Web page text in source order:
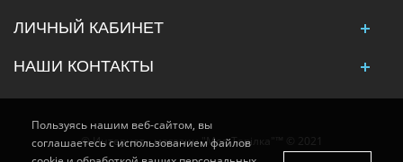
ЛИЧНЫЙ КАБИНЕТ
НАШИ КОНТАКТЫ
© Интернет - магазин "Моя Тарілка"™ © 2021
Пользуясь нашим веб-сайтом, вы
соглашаетесь с использованием файлов